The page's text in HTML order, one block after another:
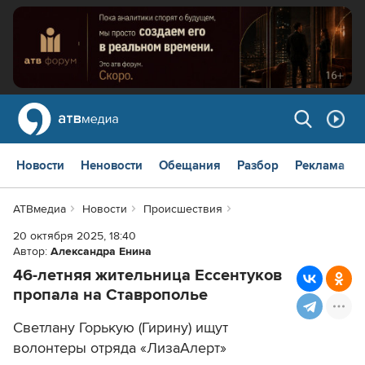
Новости Неновости Обещания Разбор Реклама
АТВмедиа Новости
Происшествия
20 октября 2025, 18:40
Автор: Александра Енина
46-летняя жительница Ессентуков
пропала на Ставрополье
Светлану Горькую (Гирину) ищут
волонтеры отряда «ЛизаАлерт»